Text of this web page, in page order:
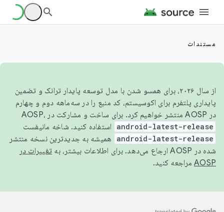
مستندات
از سال ۲۰۲۶، برای همسو شدن با مدل توسعه پایدار ترانک و تضمین
پایداری پلتفرم برای اکوسیستم، کد منبع را در سه‌ماهه دوم و چهارم
در AOSP منتشر خواهیم کرد. برای ساخت و مشارکت در AOSP،
android-latest-release استفاده کنید. شاخه مانیفست
android-latest-release
همیشه به جدیدترین نسخه منتشر
شده در AOSP ارجاع می‌دهد. برای اطلاعات بیشتر، به
تغییرات در
AOSP مراجعه کنید.